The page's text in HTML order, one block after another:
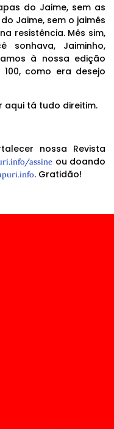
do Jaime, sem as
Jaime, sem o jaimês
resistência. Mês sim,
sonhava, Jaiminho,
à nossa edição
100, como era desejo
aqui tá tudo direitim.
nossa Revista
assine ou doando
. Gratidão!